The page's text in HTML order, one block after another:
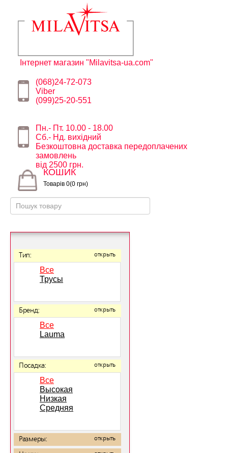
Інтернет магазин "Milavitsa-ua.com"
(068)24-72-073
Viber
(099)25-20-551
Пн.- Пт. 10.00 - 18.00
Сб.- Нд. вихідний
Безкоштовна доставка передоплачених
замовлень
від 2500 грн.
КОШИК
Товарів 0(0 грн)
Тип: открыть
Все
Трусы
Бренд: открыть
Все
Lauma
Посадка: открыть
Все
Высокая
Низкая
Средняя
Размеры: открыть